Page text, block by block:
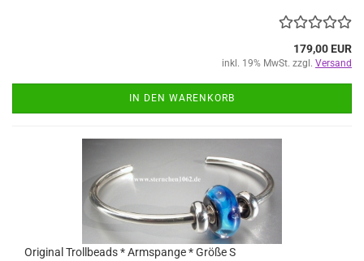
179,00 EUR
inkl. 19% MwSt. zzgl. Versand
IN DEN WARENKORB
Original Trollbeads * Armspange * Größe S